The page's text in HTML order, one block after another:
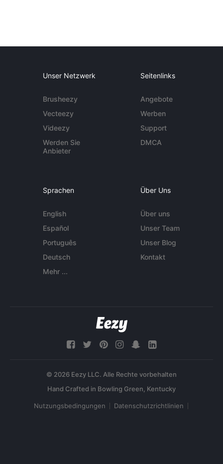
Unser Netzwerk
Brusheezy
Vecteezy
Videezy
Werden Sie
Anbieter
Seitenlinks
Angebote
Werben
Support
DMCA
Sprachen
English
Español
Português
Deutsch
Mehr ...
Über Uns
Über uns
Unser Team
Unser Blog
Kontakt
© 2026 Eezy LLC. Alle Rechte vorbehalten
Nutzungsbedingungen Datenschutzrichtlinien